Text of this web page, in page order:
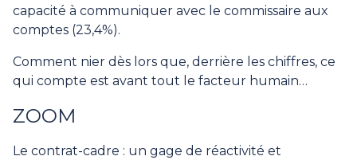
capacité à communiquer avec le commissaire aux
comptes (23,4%).
Comment nier dès lors que, derrière les chiffres, ce
qui compte est avant tout le facteur humain…
ZOOM
Le contrat-cadre : un gage de réactivité et